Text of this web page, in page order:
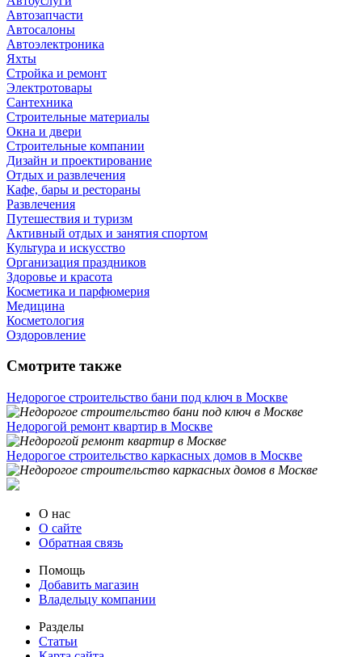
Автозапчасти
Автосалоны
Автоэлектроника
Яхты
Стройка и ремонт
Электротовары
Сантехника
Строительные материалы
Окна и двери
Строительные компании
Дизайн и проектирование
Отдых и развлечения
Кафе, бары и рестораны
Развлечения
Путешествия и туризм
Активный отдых и занятия спортом
Культура и искусство
Организация праздников
Здоровье и красота
Косметика и парфюмерия
Медицина
Косметология
Оздоровление
Смотрите также
Недорогое строительство бани под ключ в Москве
Недорогой ремонт квартир в Москве
Недорогое строительство каркасных домов в Москве
О нас
О сайте
Обратная связь
Помощь
Добавить магазин
Владельцу компании
Разделы
Статьи